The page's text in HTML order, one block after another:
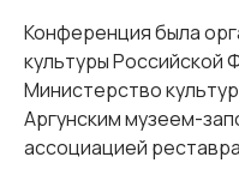
Конференция была
культуры Российской
Министерство
Аргунским музеем-
ассоциацией